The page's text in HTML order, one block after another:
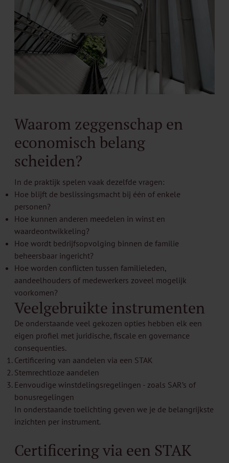
Waarom zeggenschap en
economisch belang
scheiden?
In de praktijk spelen vaak dezelfde vragen:
Hoe blijft de beslissingsmacht bij één of enkele
personen?
Hoe kunnen anderen meedelen in winst en
waardeontwikkeling?
Hoe wordt bedrijfsopvolging binnen de familie
beheersbaar ingericht?
Hoe worden conflicten tussen familieleden,
aandeelhouders of medewerkers zoveel mogelijk
voorkomen?
Veelgebruikte instrumenten
De onderstaande veel gekozen opties hebben elk een
eigen profiel met juridische, fiscale en governance
consequenties.
Certificering van aandelen via een STAK
Stemrechtloze aandelen
Eenvoudige winstdelingsregelingen - zoals SAR’s of
bonusregelingen
In onderstaande toelichting geven we je de belangrijkste
inzichten per instrument.
Certificering via een STAK